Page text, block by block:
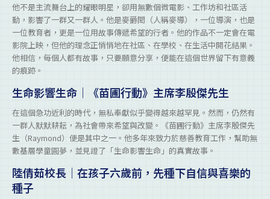
他不是主流舞台上的耀眼明星，卻用無數個微電影、工作坊和社區活
動，影響了一群又一群人。他是麥爵閎（人稱麥導），一位導演，也是
一位教育者，更是一位用故事傳遞希望的行者。他的作品不一定會在電
影院上映，但他的理念正悄悄地在社區、在學校、在生活中開花結果。
他相信，每個人都有故事，只要願意分享，便能在這個世界留下有意義
的痕跡。
生命影響生命｜《苗圃行動》主席李殷傑先生
在這個急功近利的時代，無私奉獻似乎變得越來越罕見。然而，仍然有
一群人默默耕耘，為社會帶來希望與改變。《苗圃行動》主席李殷傑先
生（Raymond）便是其中之一。他多年來致力於慈善教育工作，幫助無
數基層學童圓夢，並見證了「生命影響生命」的真實故事。
陸倩茹校長｜在孩子六歲前，先種下自信與喜樂的
種子